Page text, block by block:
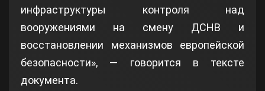
инфраструктуры контроля над
вооружениями на смену ДСНВ и
восстановлении механизмов европейской
безопасности», — говорится в тексте
документа.